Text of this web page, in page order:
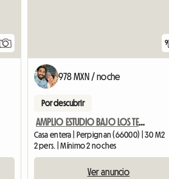
9
978 MXN / noche
Por descubrir
AMPLIO ESTUDIO BAJO LOS TEJADOS DE PERPIGNAN
Casa entera | Perpignan (66000) | 30 M2
2 pers. | Mínimo 2 noches
Ver anuncio